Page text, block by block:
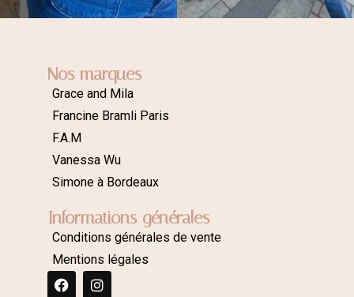
Nos marques
Grace and Mila
Francine Bramli Paris
F.A.M
Vanessa Wu
Simone à Bordeaux
Informations générales
Conditions générales de vente
Mentions légales